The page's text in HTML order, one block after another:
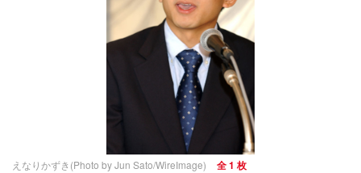
えなりかずき(Photo by Jun Sato/WireImage) 全 1 枚